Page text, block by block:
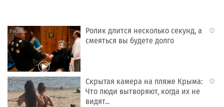
i
Ролик длится несколько секунд, а
смеяться вы будете долго
i
Скрытая камера на пляже Крыма:
Что люди вытворяют, когда их не
видят...